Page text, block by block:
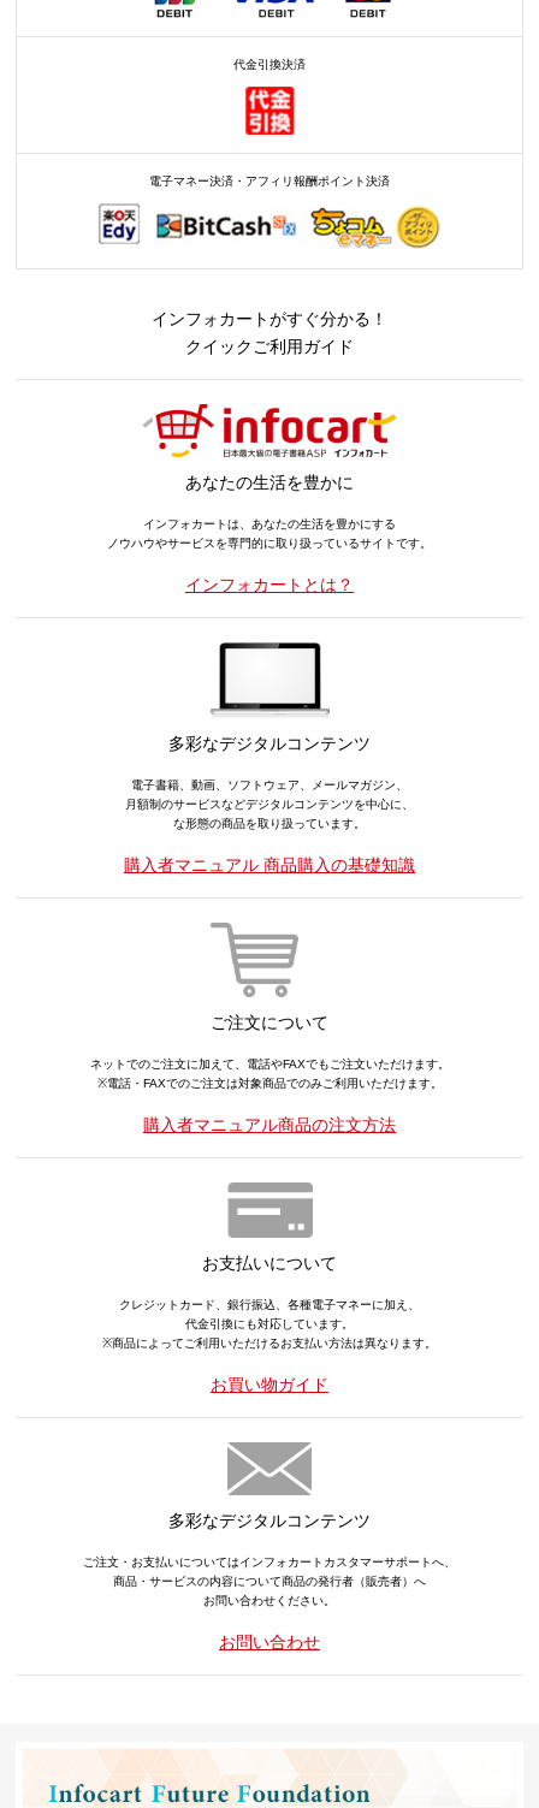
代金引換決済
電子マネー決済・アフィリ報酬ポイント決済
インフォカートがすぐ分かる！
クイックご利用ガイド
あなたの生活を豊かに
インフォカートは、あなたの生活を豊かにする
ノウハウやサービスを専門的に取り扱っているサイトです。
インフォカートとは？
多彩なデジタルコンテンツ
電子書籍、動画、ソフトウェア、メールマガジン、
月額制のサービスなどデジタルコンテンツを中心に、
な形態の商品を取り扱っています。
購入者マニュアル 商品購入の基礎知識
ご注文について
ネットでのご注文に加えて、電話やFAXでもご注文いただけます。
※電話・FAXでのご注文は対象商品でのみご利用いただけます。
購入者マニュアル商品の注文方法
お支払いについて
クレジットカード、銀行振込、各種電子マネーに加え、
代金引換にも対応しています。
※商品によってご利用いただけるお支払い方法は異なります。
お買い物ガイド
多彩なデジタルコンテンツ
ご注文・お支払いについてはインフォカートカスタマーサポートへ、
商品・サービスの内容について商品の発行者（販売者）へ
お問い合わせください。
お問い合わせ